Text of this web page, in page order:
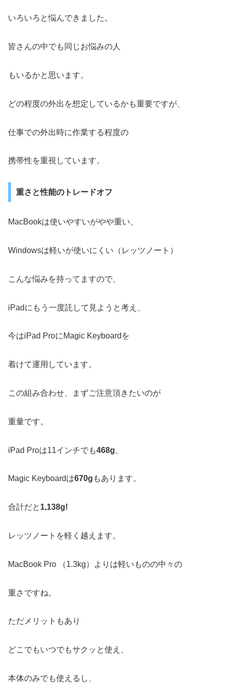
いろいろと悩んできました。
皆さんの中でも同じお悩みの人
もいるかと思います。
どの程度の外出を想定しているかも重要ですが、
仕事での外出時に作業する程度の
携帯性を重視しています。
重さと性能のトレードオフ
MacBookは使いやすいがやや重い、
Windowsは軽いが使いにくい（レッツノート）
こんな悩みを持ってますので、
iPadにもう一度託して見ようと考え、
今はiPad ProにMagic Keyboardを
着けて運用しています。
この組み合わせ、まずご注意頂きたいのが
重量です。
iPad Proは11インチでも468g
Magic Keyboardは670g もあります。
合計だと 1,138g!
レッツノートを軽く越えます。
MacBook Pro （1.3kg）よりは軽いものの中々の
重さですね。
ただメリットもあり
どこでもいつでもサクッと使え、
本体のみでも使えるし、